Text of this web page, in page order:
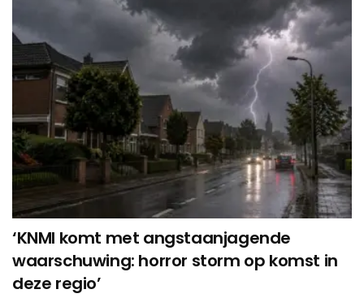
‘KNMI komt met angstaanjagende
waarschuwing: horror storm op komst in
deze regio’